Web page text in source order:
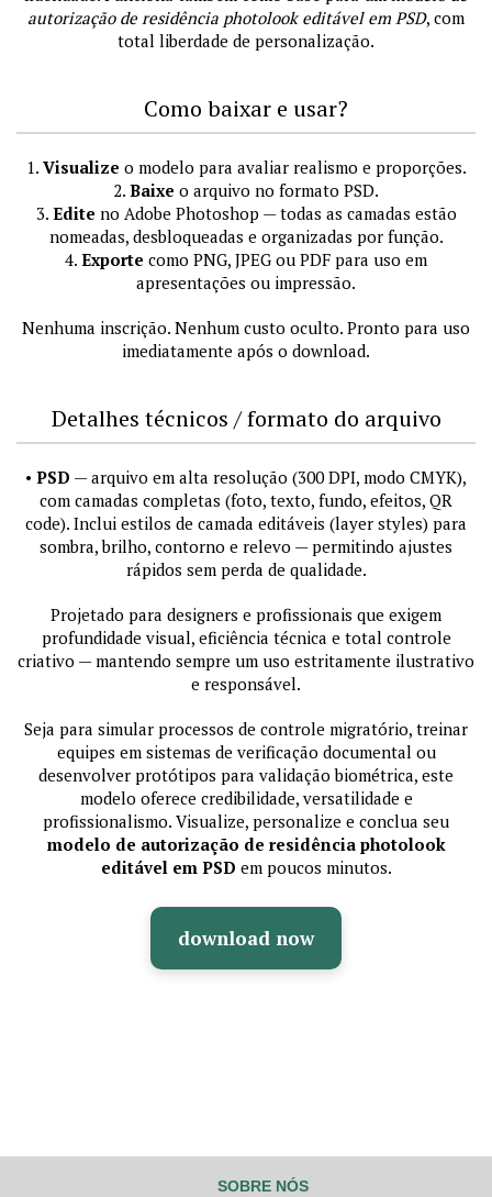
autorização de residência photolook editável em PSD, com
total liberdade de personalização.
Como baixar e usar?
1. Visualize o modelo para avaliar realismo e proporções.
2. Baixe o arquivo no formato PSD.
3. Edite no Adobe Photoshop — todas as camadas estão
nomeadas, desbloqueadas e organizadas por função.
4. Exporte como PNG, JPEG ou PDF para uso em
apresentações ou impressão.
Nenhuma inscrição. Nenhum custo oculto. Pronto para uso
imediatamente após o download.
Detalhes técnicos / formato do arquivo
• PSD — arquivo em alta resolução (300 DPI, modo CMYK),
com camadas completas (foto, texto, fundo, efeitos, QR
code). Inclui estilos de camada editáveis (layer styles) para
sombra, brilho, contorno e relevo — permitindo ajustes
rápidos sem perda de qualidade.
Projetado para designers e profissionais que exigem
profundidade visual, eficiência técnica e total controle
criativo — mantendo sempre um uso estritamente ilustrativo
e responsável.
Seja para simular processos de controle migratório, treinar
equipes em sistemas de verificação documental ou
desenvolver protótipos para validação biométrica, este
modelo oferece credibilidade, versatilidade e
profissionalismo. Visualize, personalize e conclua seu
modelo de autorização de residência photolook
editável em PSD em poucos minutos.
download now
SOBRE NÓS